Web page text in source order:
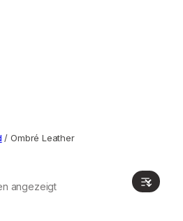
/ Ombré Leather
angezeigt